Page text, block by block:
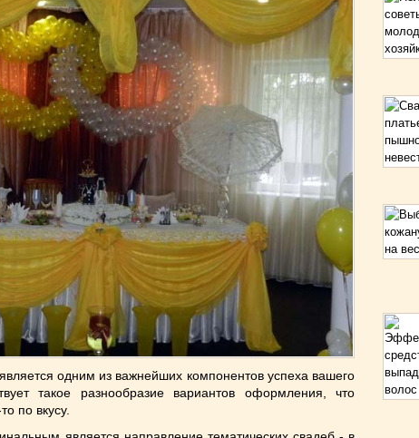
одним из важнейших компонентов успеха вашего
такое разнообразие вариантов оформления, что
по вкусу.